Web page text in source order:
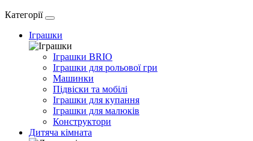
Категорії
Іграшки
Іграшки BRIO
Іграшки для рольової гри
Машинки
Підвіски та мобілі
Іграшки для купання
Іграшки для малюків
Конструктори
Дитяча кімната